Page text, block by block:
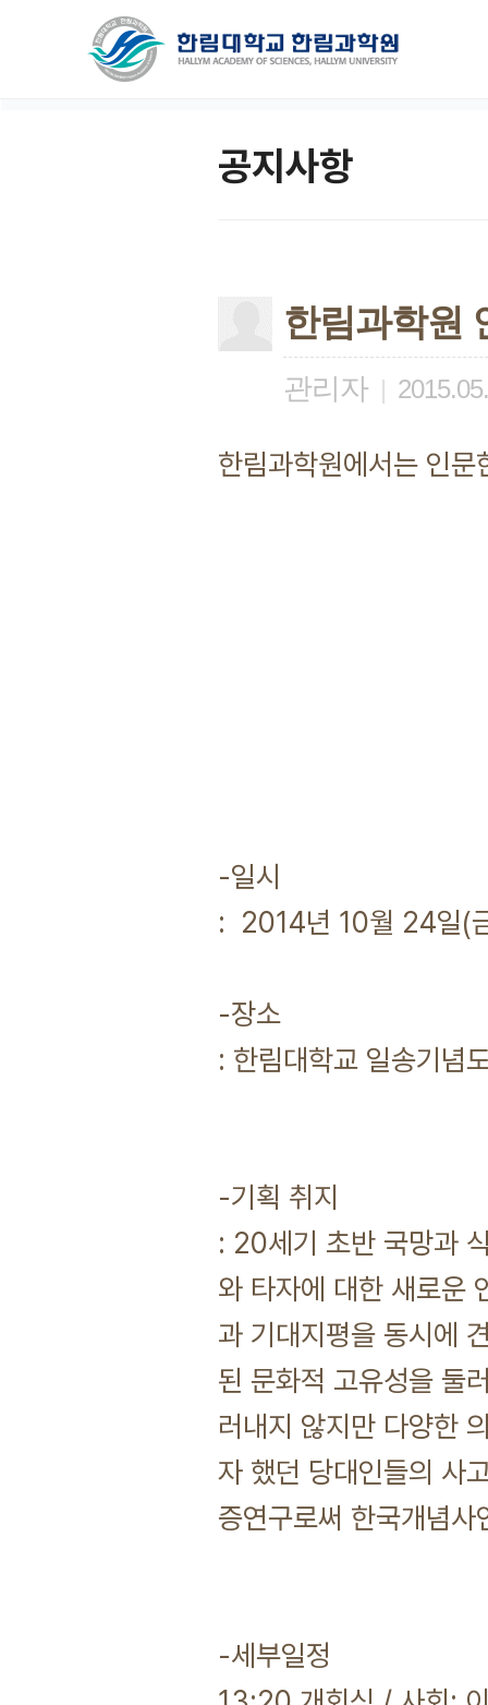
공지사항
한림과학원
관리자 |
한림과학원에서는 인
-일시
: 2014년 10월 24일(
-장소
: 한림대학교 일송기념
-기획 취지
: 20세기 초반 국망과
와 타자에 대한 새로운
과 기대지평을 동시에
된 문화적 고유성을 둘
러내지 않지만 다양한
자 했던 당대인들의 사
증연구로써 한국개념
-세부일정